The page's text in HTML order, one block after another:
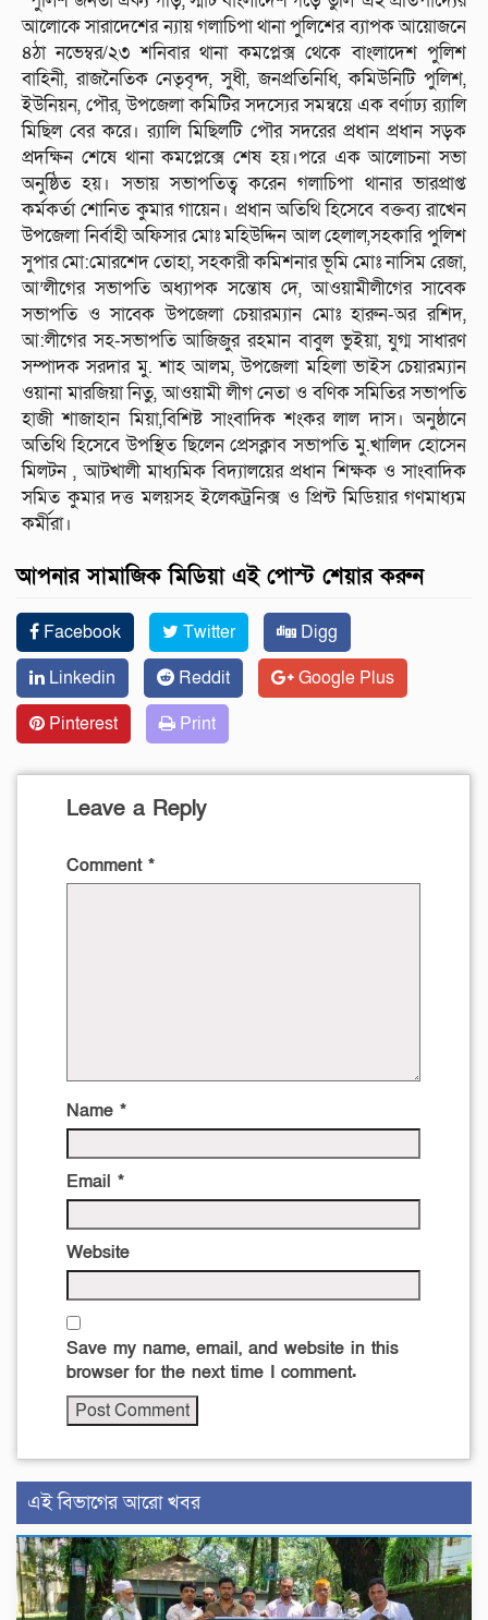
আলোকে সারাদেশের ন্যায় গলাচিপা থানা পুলিশের ব্যাপক আয়োজনে
৪ঠা নভেম্বর/২৩ শনিবার থানা কমপ্লেক্স থেকে বাংলাদেশ পুলিশ
বাহিনী, রাজনৈতিক নেতৃবৃন্দ, সুধী, জনপ্রতিনিধি, কমিউনিটি পুলিশ,
ইউনিয়ন, পৌর, উপজেলা কমিটির সদস্যের সমন্বয়ে এক বর্ণাঢ্য র‍্যালি
মিছিল বের করে। র‍্যালি মিছিলটি পৌর সদরের প্রধান প্রধান সড়ক
প্রদক্ষিন শেষে থানা কমপ্লেক্সে শেষ হয়।পরে এক আলোচনা সভা
অনুষ্ঠিত হয়। সভায় সভাপতিত্ব করেন গলাচিপা থানার ভারপ্রাপ্ত
কর্মকর্তা শোনিত কুমার গায়েন। প্রধান অতিথি হিসেবে বক্তব্য রাখেন
উপজেলা নির্বাহী অফিসার মোঃ মহিউদ্দিন আল হেলাল,সহকারি পুলিশ
সুপার মো:মোরশেদ তোহা, সহকারী কমিশনার ভূমি মোঃ নাসিম রেজা,
আ’লীগের সভাপতি অধ্যাপক সন্তোষ দে, আওয়ামীলীগের সাবেক
সভাপতি ও সাবেক উপজেলা চেয়ারম্যান মোঃ হারুন-অর রশিদ,
আ:লীগের সহ-সভাপতি আজিজুর রহমান বাবুল ভুইয়া, যুগ্ম সাধারণ
সম্পাদক সরদার মু. শাহ আলম, উপজেলা মহিলা ভাইস চেয়ারম্যান
ওয়ানা মারজিয়া নিতু, আওয়ামী লীগ নেতা ও বণিক সমিতির সভাপতি
হাজী শাজাহান মিয়া,বিশিষ্ট সাংবাদিক শংকর লাল দাস। অনুষ্ঠানে
অতিথি হিসেবে উপস্থিত ছিলেন প্রেসক্লাব সভাপতি মু.খালিদ হোসেন
মিলটন , আটখালী মাধ্যমিক বিদ্যালয়ের প্রধান শিক্ষক ও সাংবাদিক
সমিত কুমার দত্ত মলয়সহ ইলেকট্রনিক্স ও প্রিন্ট মিডিয়ার গণমাধ্যম
কর্মীরা।
আপনার সামাজিক মিডিয়া এই পোস্ট শেয়ার করুন
Facebook Twitter
Digg
Linkedin
Reddit
Google Plus
Pinterest
Print
Leave a Reply
Comment *
Name *
Email *
Website
Save my name, email, and website in this
browser for the next time I comment.
এই বিভাগের আরো খবর